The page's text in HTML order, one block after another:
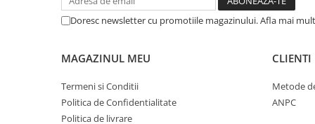
Doresc newsletter cu promotiile magazinului. Afla mai
MAGAZINUL MEU
Termeni si Conditii
Politica de Confidentialitate
Politica de livrare
CLIENTI
Metode
ANPC